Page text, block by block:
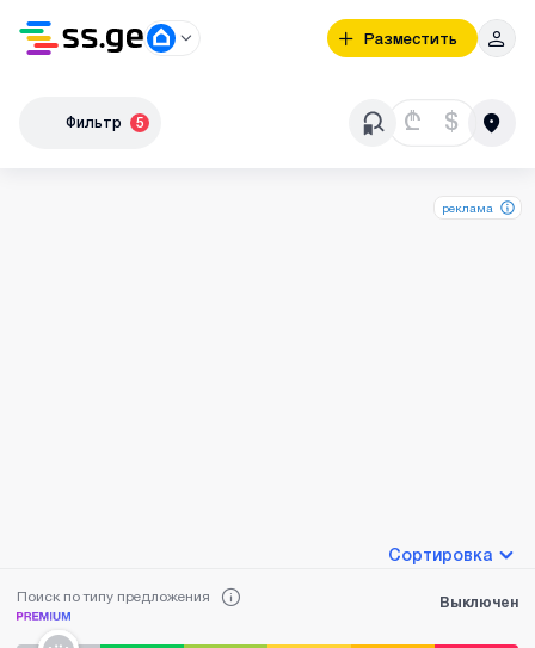
Разместить
Фильтр 5 ₾ $
реклама
Сортировка
Поиск по типу предложения Выключен